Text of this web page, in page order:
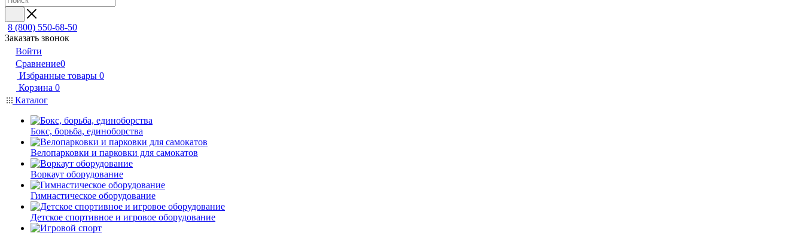
8 (800) 550-68-50
Заказать звонок
Войти
Сравнение0
Избранные товары 0
Корзина 0
Каталог
Бокс, борьба, единоборства
Велопарковки и парковки для самокатов
Воркаут оборудование
Гимнастическое оборудование
Детское спортивное и игровое оборудование